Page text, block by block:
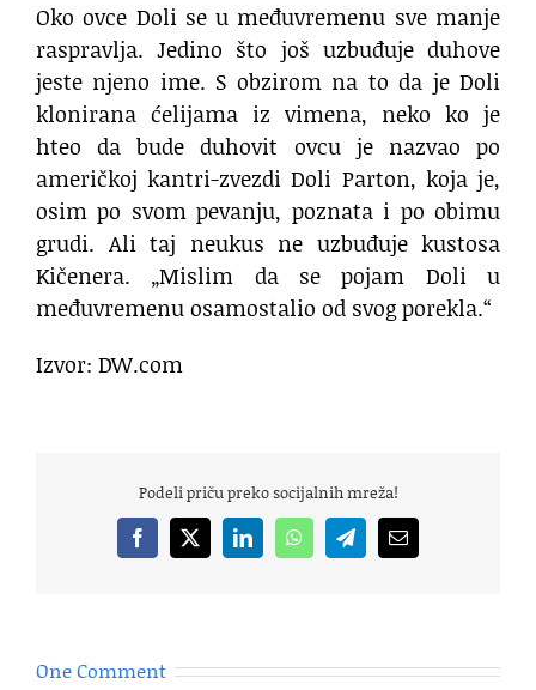
Oko ovce Doli se u međuvremenu sve manje
raspravlja. Jedino što još uzbuđuje duhove
jeste njeno ime. S obzirom na to da je Doli
klonirana ćelijama iz vimena, neko ko je
hteo da bude duhovit ovcu je nazvao po
američkoj kantri-zvezdi Doli Parton, koja je,
osim po svom pevanju, poznata i po obimu
grudi. Ali taj neukus ne uzbuđuje kustosa
Kičenera. „Mislim da se pojam Doli u
međuvremenu osamostalio od svog porekla.“
Izvor: DW.com
Podeli priču preko socijalnih mreža!
Facebook
X LinkedInWhatsAppTelegramEmail
One Comment